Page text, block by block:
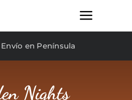
Toggle
Inicio
Envío en Península
Nights